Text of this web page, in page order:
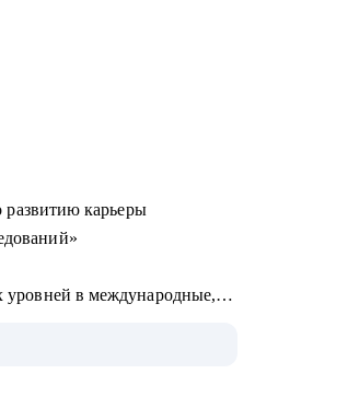
развитию карьеры
уровней в международные,
(карьерное